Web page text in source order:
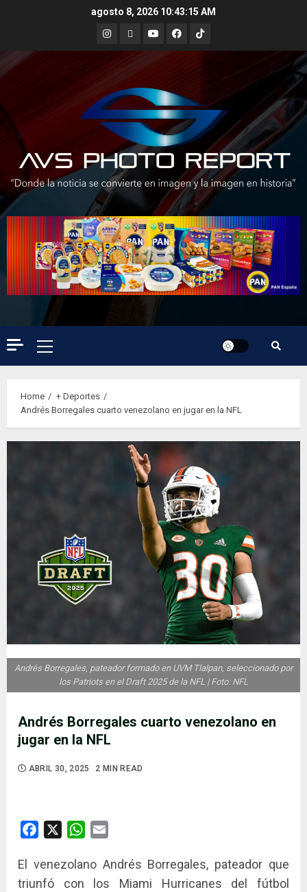
agosto 8, 2026 10:43:16 AM
Instagram
X YoutubeFacebook
TikTok
Primary
Menu
Home
+ Deportes
Andrés Borregales cuarto venezolano en jugar en la NFL
Andrés Borregales cuarto venezolano en
jugar en la NFL
ABRIL 30, 2025 2 MIN READ
Andrés Borregales, pateador formado en UVM Tlalpan, seleccionado por
los Patriots en el Draft 2025 de la NFL | Foto: NFL
Facebook WhatsApp
El venezolano Andrés Borregales, pateador que
triunfó con los Miami Hurricanes del fútbol